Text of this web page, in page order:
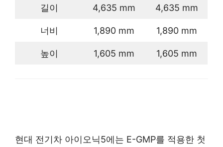
길이 4,635 mm 4,635 mm
너비 1,890 mm 1,890 mm
높이 1,605 mm 1,605 mm
현대 전기차 아이오닉5에는 E-GMP를 적용한 첫